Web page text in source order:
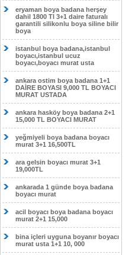
eryaman boya badana herşey
dahil 1800 Tl 3+1 daire faturalı
garantili silikonlu boya siline bilir
boya
istanbul boya badana,istanbul
boyacı,istanbul ucuz
boyacı,boyacı murat usta
ankara ostim boya badana 1+1
DAİRE BOYASI 9,000 TL BOYACI
MURAT USTADA
ankara hasköy boya badana 2+1
15,000 TL BOYACI MURAT
yeğmiyeli boya badana boyacı
murat 3+1 16,500TL
ara gelsin boyacı murat 3+1
19,000TL
ankarada 1 günde boya badana
boyacı murat
acil boyacı boya badana boyacı
murat 2+1 15,000
bina içleri uyguna boyanır boyacı
murat usta 1+1 10, 000